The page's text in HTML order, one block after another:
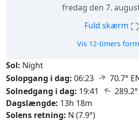
fredag den 7.
Fuld skærm ⛶
Vis 12-timers
Sol: Night
Solopgang i dag: 06:23 ↑ 70.7°
Solnedgang i dag: 19:41 ↑
Dagslængde: 13h 18m
Solens retning: N (7.9°)